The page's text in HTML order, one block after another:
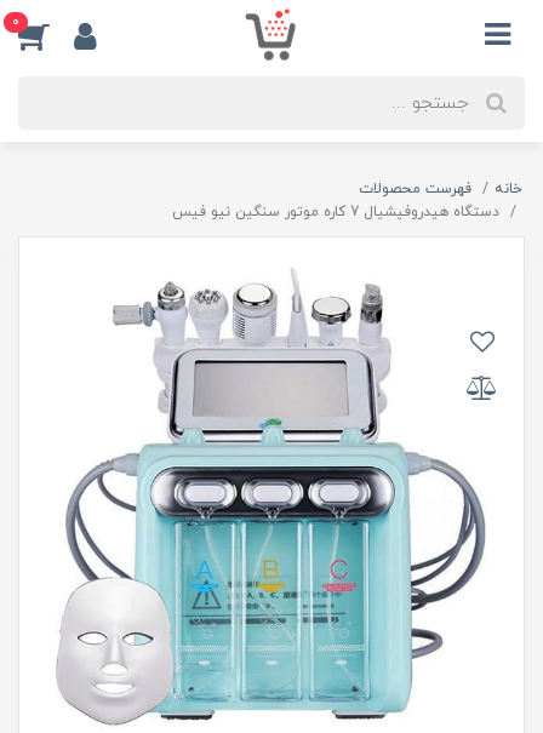
0
خانه
فهرست محصولات
دستگاه هیدروفیشیال 7 کاره موتور سنگین نیو فیس